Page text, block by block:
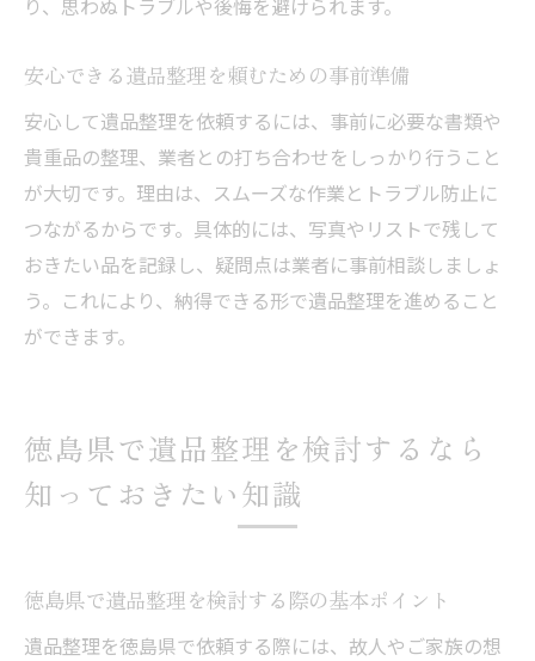
り、思わぬトラブルや後悔を避けられます。
安心できる遺品整理を頼むための事前準備
安心して遺品整理を依頼するには、事前に必要な書類や
貴重品の整理、業者との打ち合わせをしっかり行うこと
が大切です。理由は、スムーズな作業とトラブル防止に
つながるからです。具体的には、写真やリストで残して
おきたい品を記録し、疑問点は業者に事前相談しましょ
う。これにより、納得できる形で遺品整理を進めること
ができます。
徳島県で遺品整理を検討するなら
知っておきたい知識
徳島県で遺品整理を検討する際の基本ポイント
遺品整理を徳島県で依頼する際には、故人やご家族の想